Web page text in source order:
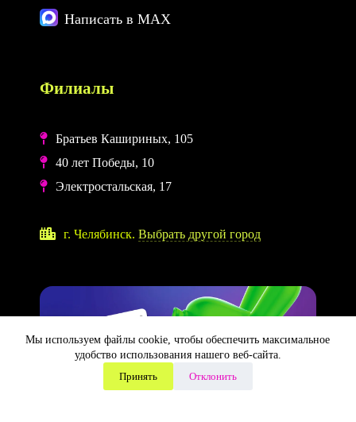
⚠️ Для корректной работы сайта выключите VPN
Мы используем файлы cookie, чтобы обеспечить максимальное
удобство использования нашего веб-сайта.
Принять
Отклонить
Написать в MAX
Филиалы
Братьев Кашириных, 105
40 лет Победы, 10
Электростальская, 17
г. Челябинск. Выбрать другой город